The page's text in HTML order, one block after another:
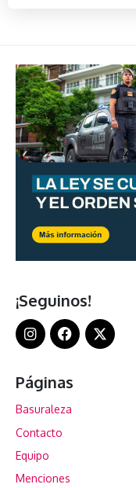
¡Seguinos!
Páginas
Basuraleza
Contacto
Equipo
Menciones